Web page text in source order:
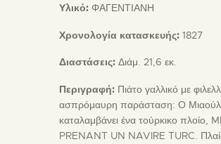
Υλικό: ΦΑΓΕΝΤΙΑΝΗ
Χρονολογία κατασκευής: 1827
Διαστάσεις: Διάμ. 21,6 εκ.
Περιγραφή: Πιάτο γαλλικό με
ασπρόμαυρη παράσταση: Ο
καταλαμβάνει ένα τούρκικο πλοίο,
PRENANT UN NAVIRE TURC.